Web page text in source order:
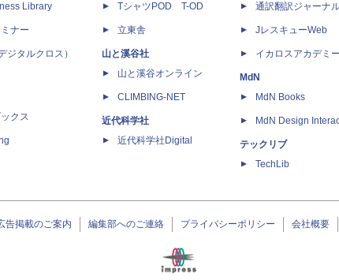
Library
ナー
ジタルクロス）
クス
TシャツPOD T-OD
立東舎
山と溪谷社
山と溪谷オンライン
CLIMBING-NET
近代科学社
近代科学社Digital
通訳翻訳ジャーナ
JレスキューWeb
イカロスアカデミー
MdN
MdN Books
MdN Design
テックリブ
TechLib
告掲載のご案内 編集部へのご連絡 プライバシーポリシー 会社概要